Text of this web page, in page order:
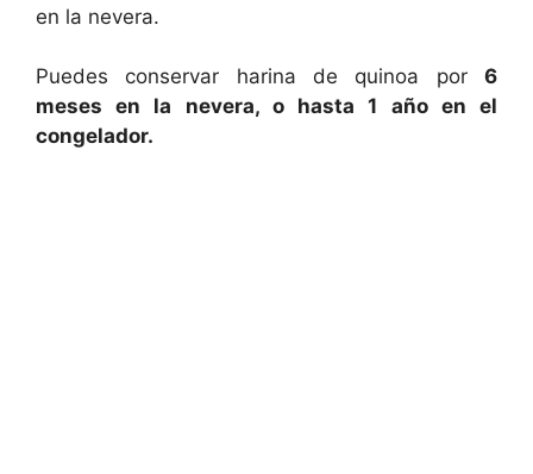
en la nevera.
Puedes conservar harina de quinoa por 6
meses en la nevera, o hasta 1 año en el
congelador.